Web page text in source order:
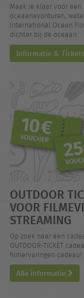
Maak je klaar voor
oceaanavonturen,
International Ocean
dichter bij de oceaan.
Informatie &
OUTDOOR
VOOR
STREAMING
Op zoek naar een
OUTDOOR-TICKET
filmervaringen cadeau!
Alle informatie